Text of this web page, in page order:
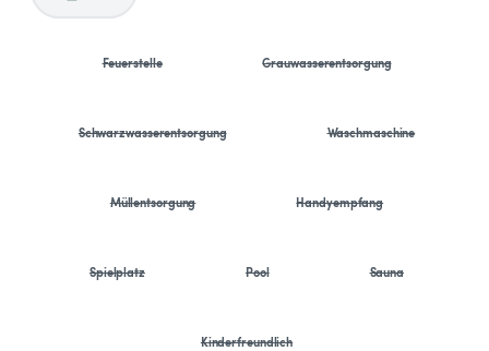
Feuerstelle Grauwasserentsorgung
Schwarzwasserentsorgung Waschmaschine
Müllentsorgung Handyempfang
Spielplatz Pool Sauna
Kinderfreundlich